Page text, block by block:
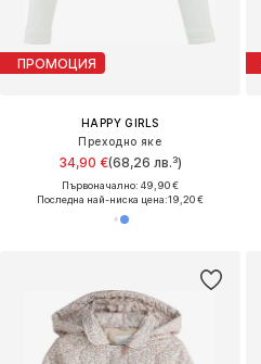
ПРОМОЦИЯ
HAPPY GIRLS
Преходно яке
34,90 €(68,26 лв.³)
Първоначално: 49,90 €
Последна най-ниска цена:19,20 €